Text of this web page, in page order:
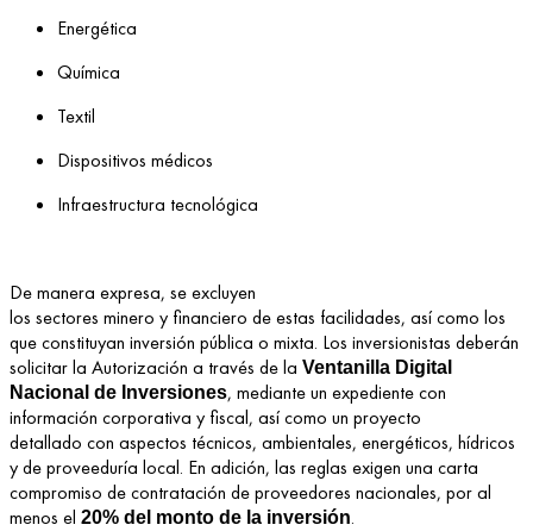
Energética
Química
Textil
Dispositivos médicos
Infraestructura tecnológica
De manera expresa, se excluyen
los sectores minero y financiero de estas facilidades, así como los
que constituyan inversión pública o mixta. Los inversionistas deberán
solicitar la Autorización a través de la Ventanilla Digital
Nacional de Inversiones, mediante un expediente con
información corporativa y fiscal, así como un proyecto
detallado con aspectos técnicos, ambientales, energéticos, hídricos
y de proveeduría local. En adición, las reglas exigen una carta
compromiso de contratación de proveedores nacionales, por al
menos el 20% del monto de la inversión.